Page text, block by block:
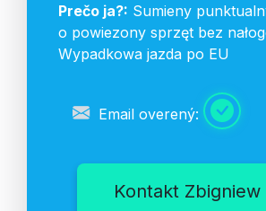
Prečo ja?: Sumieny
o powiezony sprzęt bez
Wypadkowa jazda po EU
Email overený:
Kontakt Zbigniew